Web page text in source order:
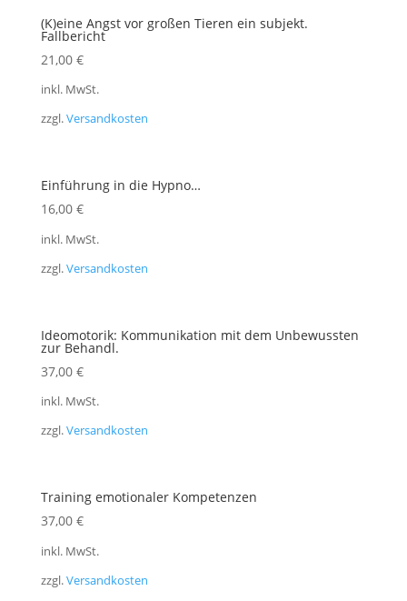
(K)eine Angst vor großen Tieren ein subjekt.
Fallbericht
21,00 €
inkl. MwSt.
zzgl.Versandkosten
Einführung in die Hypno…
16,00 €
inkl. MwSt.
zzgl.Versandkosten
Ideomotorik: Kommunikation mit dem Unbewussten
zur Behandl.
37,00 €
inkl. MwSt.
zzgl.Versandkosten
Training emotionaler Kompetenzen
37,00 €
inkl. MwSt.
zzgl.Versandkosten